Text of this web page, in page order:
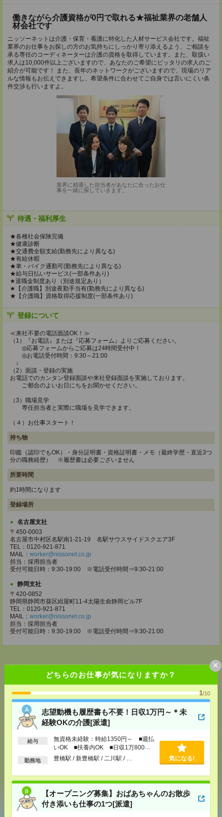
どちらのお仕事が気になりますか？
1/10
志望動機も履歴書も不要！日収1万円～＊未
経験OKの介護[派遣]
給与
無資格未経験：時給1350円～ ■週払
いOK ■扶養内OK ■日収1万800円
以上
勤務地 豊橋駅 / 新豊橋駅 / 二川駅 / … 気になる!
【オープニング募集】おばあちゃんのお散歩
付き添いも仕事の1つ[派遣]
×
働きながら介護資格が0円で取れる★福祉業界の老舗人
材会社です
ニッソーネットは介護・保育・看護に特化した人材サービス会社です。福祉
業界のお仕事をお探しの方のお気持ちにしっかり寄り添えるよう、ご相談を
承る専任のコーディネーターは介護の資格を取得しています。また、取扱い
求人は10,000件以上ございますので、あなたのご希望にピッタリの求人のご
紹介が可能です！ また、長年のネットワークがございますので、現場のリア
ルな情報もお伝えできますし、希望条件に合わせてご自身では言いにくい条
件交渉も行いますよ。
業界に精通した担当者があなたに合ったお仕
事を一緒に探していきます。
待遇・福利厚生
★各種社会保険完備
★健康診断
★交通費全額支給(勤務先により異なる)
★有給休暇
★車・バイク通勤可(勤務先により異なる)
★給与日払いサービス(一部条件あり)
★退職金制度あり（別途規定あり）
★【介護職】別途夜勤手当有(勤務先により異なる)
★【介護職】資格取得応援制度(一部条件あり)
登録について
≪来社不要の電話面談OK！≫
（1）『お電話』または『応募フォーム』よりご応募ください。
◎応募フォームからご応募は24時間受付中！
◎お電話受付時間：9:30～21:00
↓
（2）面談・登録の実施
お電話でのカンタン登録面談や来社登録面談を実施しております。
ご都合のよいお日にちをお聞かせください。
（3）職場見学
専任担当者と実際に職場を見学できます。
（４）お仕事スタート！
持ち物
印鑑（認印でもOK）・身分証明書・資格証明書・メモ（最終学歴・直近3つ
分の職務経歴） ※履歴書は必要ございません
所要時間
約1時間になります
登録場所
名古屋支社
〒450-0003
名古屋市中村区名駅南1-21-19 名駅サウスサイドスクエア3F
TEL：0120-921-871
MAIL： worker@nissonet.co.jp
担当：採用担当者
受付可能日時：9:30-19:00 ※電話受付時間⇒9:30-21:00
静岡支社
〒420-0852
静岡県静岡市葵区紺屋町11-4太陽生命静岡ビル7F
TEL：0120-921-871
MAIL： worker@nissonet.co.jp
担当：採用担当者
受付可能日時：9:30-19:00 ※電話受付時間⇒9:30-21:00
応募ページへ
気になる！
で送る で送る